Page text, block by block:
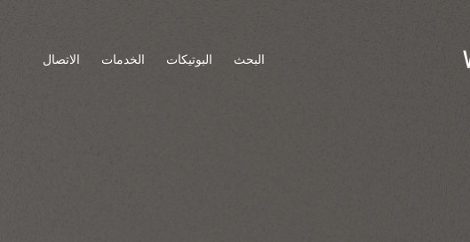
البحث البوتيكات الخدمات الاتصال